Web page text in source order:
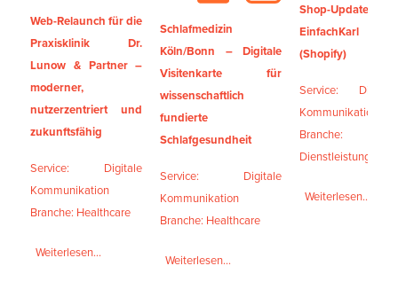
Web-Relaunch für die
Praxisklinik Dr.
Lunow & Partner –
moderner,
nutzerzentriert und
zukunftsfähig
Service: Digitale
Kommunikation
Branche: Healthcare
Weiterlesen...
Schlafmedizin
Köln/Bonn – Digitale
Visitenkarte für
wissenschaftlich
fundierte
Schlafgesundheit
Service: Digitale
Kommunikation
Branche: Healthcare
Weiterlesen...
Shop-Update
EinfachKarl
(Shopify)
Service: Digitale
Kommunikation
Branche:
Dienstleistungen
Weiterlesen...